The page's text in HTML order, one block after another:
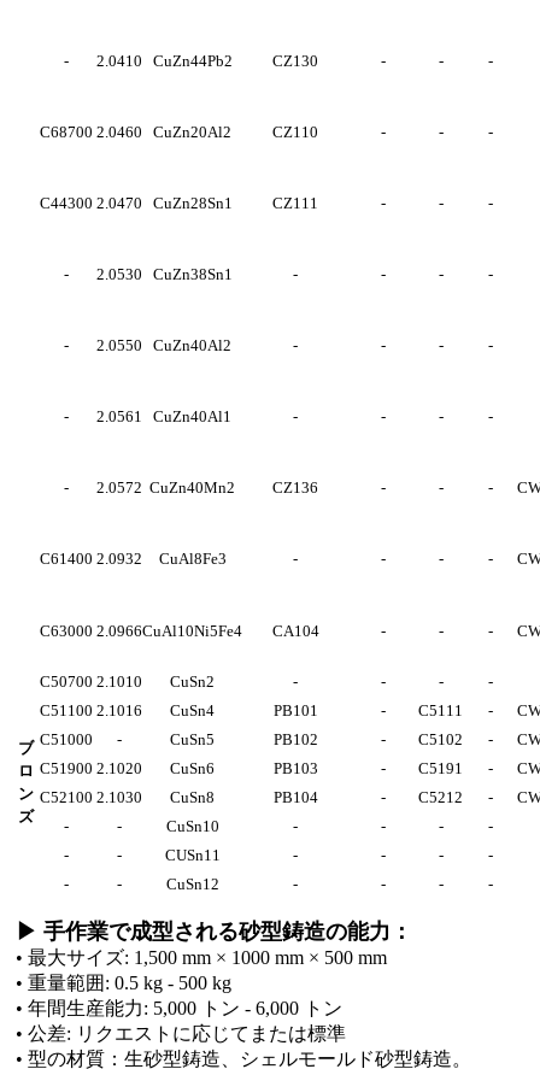
- 2.0410 CuZn44Pb2 CZ130 - - -
C68700 2.0460 CuZn20Al2 CZ110 - - -
C44300 2.0470 CuZn28Sn1 CZ111 - - -
- 2.0530 CuZn38Sn1 - - - -
- 2.0550 CuZn40Al2 - - - -
- 2.0561 CuZn40Al1 - - - -
- 2.0572 CuZn40Mn2 CZ136 - - -
C61400 2.0932 CuAl8Fe3 - - - -
C63000 2.0966CuAl10Ni5Fe4 CA104 - - -
ブ
ロ
ン
ズ
C50700 2.1010 CuSn2 - - -
-
C51100 2.1016 CuSn4 PB101 - C5111 -
C51000
- CuSn5 PB102 - C5102 -
C51900 2.1020 CuSn6 PB103 - C5191 -
C52100 2.1030 CuSn8 PB104 - C5212 -
-
- CuSn10 - - -
-
-
- CUSn11 - - -
-
-
- CuSn12 - - - -
▶ 手作業で成型される砂型鋳造の能力：
• 最大サイズ: 1,500 mm × 1000 mm × 500 mm
• 重量範囲: 0.5 kg - 500 kg
• 年間生産能力: 5,000 トン - 6,000 トン
• 公差: リクエストに応じてまたは標準
• 型の材質：生砂型鋳造、シェルモールド砂型鋳造。